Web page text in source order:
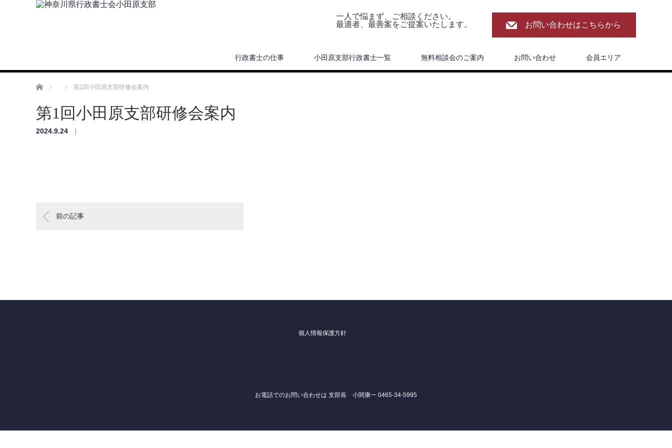
一人で悩まず、ご相談ください。
最適者、最善案をご提案いたします。
お問い合わせはこちらから
行政書士の仕事 小田原支部行政書士一覧 無料相談会のご案内 お問い合わせ 会員エリア
ホーム 第1回小田原支部研修会案内
第1回小田原支部研修会案内
2024.9.24
前の記事
個人情報保護方針
お電話でのお問い合わせは 支部長 小関康一 0465-34-5995